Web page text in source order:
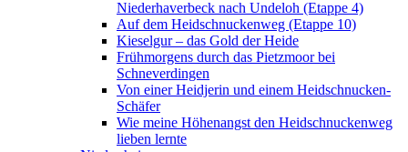
Niederhaverbeck nach Undeloh (Etappe 4)
Auf dem Heidschnuckenweg (Etappe 10)
Kieselgur – das Gold der Heide
Frühmorgens durch das Pietzmoor bei
Schneverdingen
Von einer Heidjerin und einem Heidschnucken-
Schäfer
Wie meine Höhenangst den Heidschnuckenweg
lieben lernte